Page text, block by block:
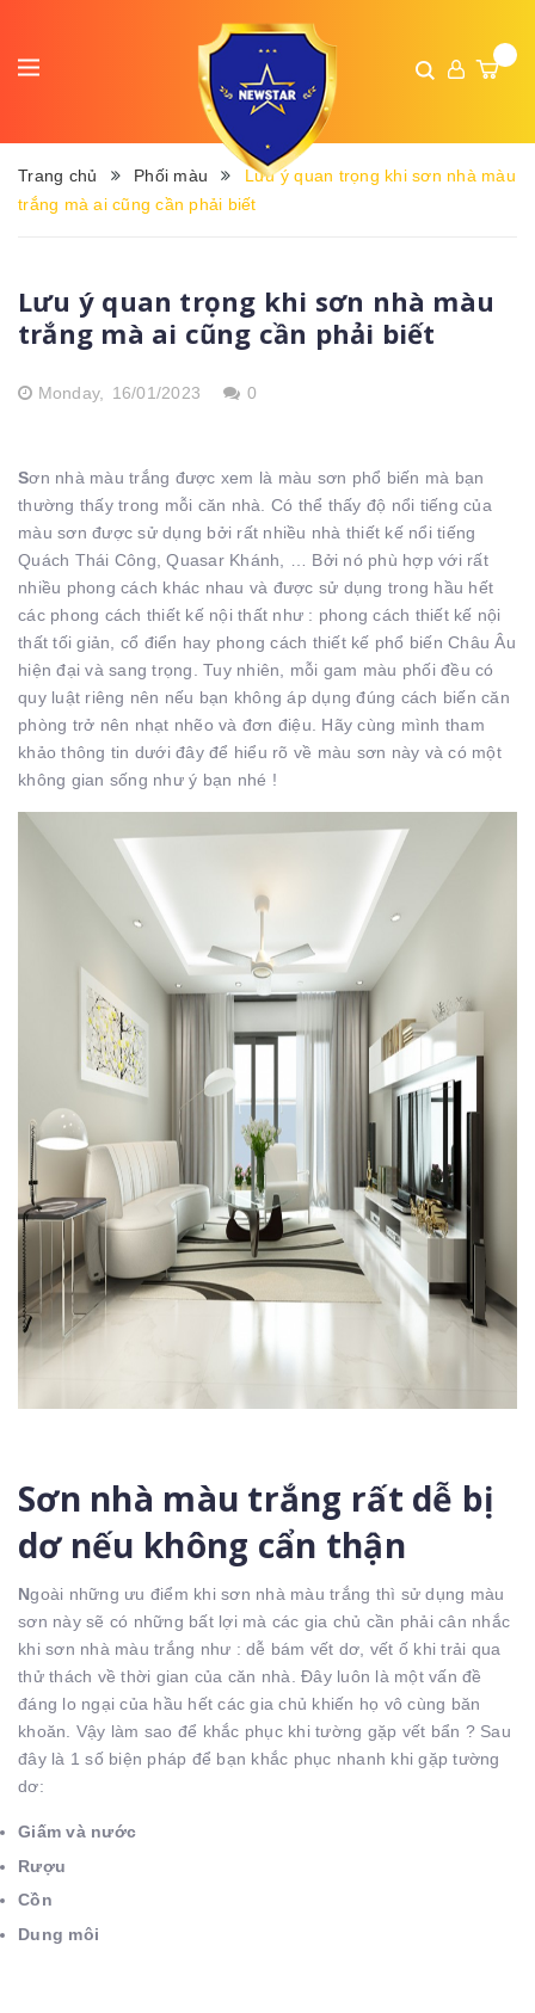
Trang chủ Phối màu
Lưu ý quan trọng khi sơn nhà màu
trắng mà ai cũng cần phải biết
Lưu ý quan trọng khi sơn nhà màu
trắng mà ai cũng cần phải biết
Monday, 16/01/2023 0
Sơn nhà màu trắng được xem là màu sơn phổ biến mà bạn
thường thấy trong mỗi căn nhà. Có thể thấy độ nổi tiếng của
màu sơn được sử dụng bởi rất nhiều nhà thiết kế nổi tiếng
Quách Thái Công, Quasar Khánh, … Bởi nó phù hợp với rất
nhiều phong cách khác nhau và được sử dụng trong hầu hết
các phong cách thiết kế nội thất như : phong cách thiết kế nội
thất tối giản, cổ điển hay phong cách thiết kế phổ biến Châu Âu
hiện đại và sang trọng. Tuy nhiên, mỗi gam màu phối đều có
quy luật riêng nên nếu bạn không áp dụng đúng cách biến căn
phòng trở nên nhạt nhẽo và đơn điệu. Hãy cùng mình tham
khảo thông tin dưới đây để hiểu rõ về màu sơn này và có một
không gian sống như ý bạn nhé !
Sơn nhà màu trắng rất dễ bị
dơ nếu không cẩn thận
Ngoài những ưu điểm khi sơn nhà màu trắng thì sử dụng màu
sơn này sẽ có những bất lợi mà các gia chủ cần phải cân nhắc
khi sơn nhà màu trắng như : dễ bám vết dơ, vết ố khi trải qua
thử thách về thời gian của căn nhà. Đây luôn là một vấn đề
đáng lo ngại của hầu hết các gia chủ khiến họ vô cùng băn
khoăn. Vậy làm sao để khắc phục khi tường gặp vết bẩn ? Sau
đây là 1 số biện pháp để bạn khắc phục nhanh khi gặp tường
dơ:
Giấm và nước
Rượu
Cồn
Dung môi